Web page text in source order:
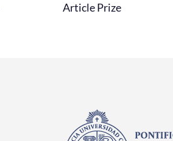
Article Prize